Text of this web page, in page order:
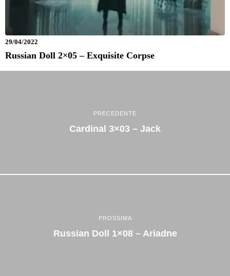
29/04/2022
Russian Doll 2×05 – Exquisite Corpse
PRECEDENTE
Cardinal 3×03 – Jack
PROSSIMA
Russian Doll 1×08 – Ariadne